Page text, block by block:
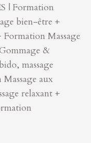
| Formation
bien-être +
Massage
&
massage
aux
relaxant +